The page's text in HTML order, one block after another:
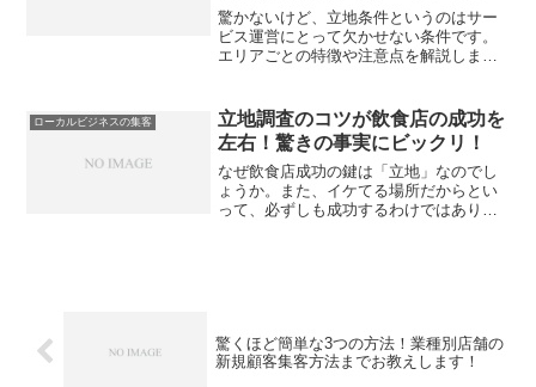
特徴や注意点を解説するよ！
驚かないけど、立地条件というのはサー
ビス運営にとって欠かせない条件です。
エリアごとの特徴や注意点を解説しま
なエリアの立地条件があります。駅前エ
リアや話題のオフィス街＆学...
ローカルビジネスの集客
立地調査のコツが飲食店の成功を
左右！驚きの事実にビックリ！
なぜ飲食店成功の鍵は「立地」なのでし
ょうか。また、イケてる場所だからとい
って、必ずしも成功するわけではありま
驚くほど簡単な3つの方法！業種別店舗の
新規顧客集客方法までお教えします！